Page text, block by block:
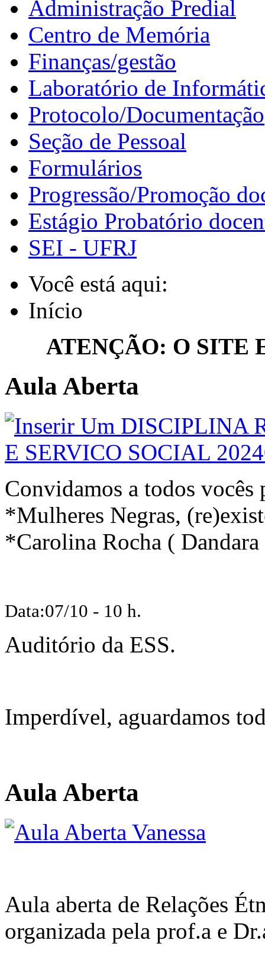
Administração Predial
Centro de Memória
Finanças/gestão
Laboratório de
Protocolo/Documentação
Seção de Pessoal
Formulários
Progressão/Promoção
Estágio Probatório
SEI - UFRJ
Você está aqui:
Início
ATENÇÃO: O SITE
Aula Aberta
Convidamos a todos vocês
*Mulheres Negras,
*Carolina Rocha (
Data:07/10 - 10 h.
Auditório da ESS.
Imperdível, aguardamos
Aula Aberta
Aula aberta de Relações
organizada pela prof.a e